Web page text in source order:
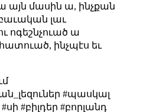
այն մասին ա, ինչքան
լաւ
ոգեշնչուած ա
ինչպէս եւ
#պասկալ
#բիլդեր #բորլանդ